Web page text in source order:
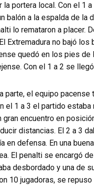
la portera local. Con el 1
balón a la espalda de
lo remataron a placer.
Extremadura no bajó
quedó en los pies de
Con el 1 a 2 se
parte, el equipo
el 1 a 3 el partido
gran encuentro en
distancias. El 2 a 3
en defensa. En una
El penalti se encargó
desbordado y una de
10 jugadoras, se